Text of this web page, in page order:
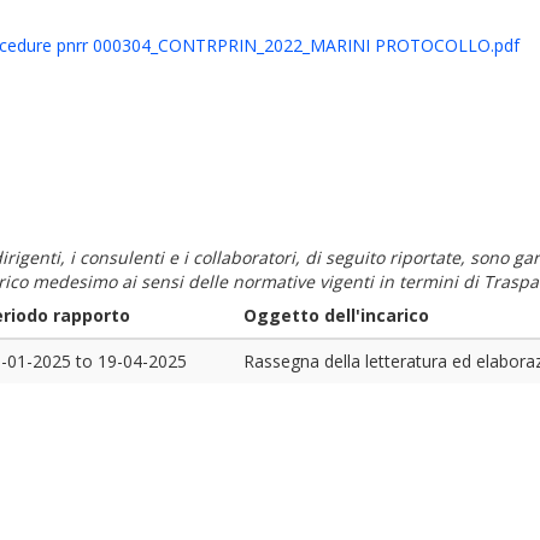
pnrr 000304_CONTRPRIN_2022_MARINI PROTOCOLLO.pdf
i consulenti e i collaboratori, di seguito riportate, sono
medesimo ai sensi delle normative vigenti in termini di
rapporto
Oggetto dell'incarico
01-2025 to 19-04-2025 Rassegna della letteratura ed